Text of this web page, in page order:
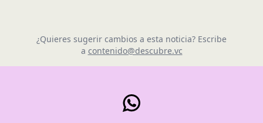
¿Quieres sugerir cambios a esta noticia? Escribe
a contenido@descubre.vc